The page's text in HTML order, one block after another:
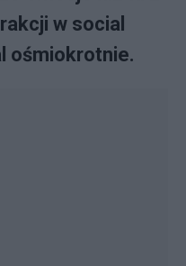
w social
ośmiokrotnie.